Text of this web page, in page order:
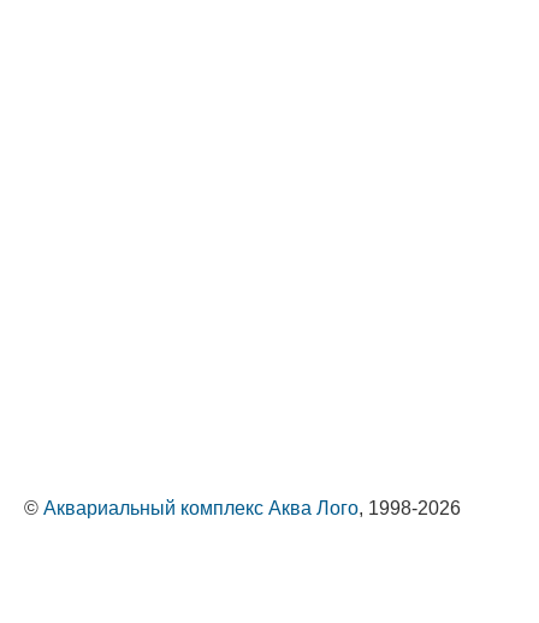
© Аквариальный комплекс Аква Лого, 1998-2026